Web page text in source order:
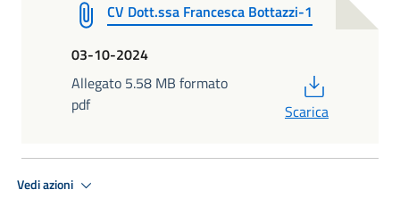
CV Dott.ssa Francesca Bottazzi-1
03-10-2024
Allegato 5.58 MB formato
pdf
Scarica
Vedi azioni